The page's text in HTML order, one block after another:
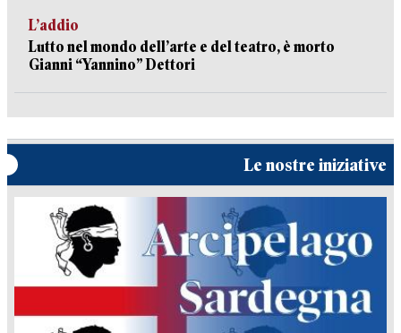
L’addio
Lutto nel mondo dell’arte e del teatro, è morto
Gianni “Yannino” Dettori
Le nostre iniziative